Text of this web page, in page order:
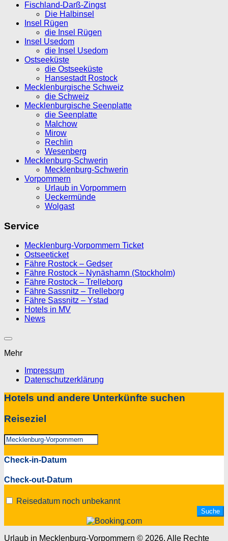
Fischland-Darß-Zingst
Die Halbinsel
Insel Rügen
die Insel Rügen
Insel Usedom
die Insel Usedom
Ostseeküste
die Ostseeküste
Hansestadt Rostock
Mecklenburgische Schweiz
die Schweiz
Mecklenburgische Seenplatte
die Seenplatte
Malchow
Mirow
Rechlin
Wesenberg
Mecklenburg-Schwerin
Mecklenburg-Schwerin
Vorpommern
Urlaub in Vorpommern
Ueckermünde
Wolgast
Service
Mecklenburg-Vorpommern Ticket
Ostseeticket
Fähre Rostock – Gedser
Fähre Rostock – Nynäshamn (Stockholm)
Fähre Rostock – Trelleborg
Fähre Sassnitz – Trelleborg
Fähre Sassnitz – Ystad
Hotels in MV
News
Mehr
Impressum
Datenschutzerklärung
Hotels und andere Unterkünfte suchen
Reiseziel
Check-in-Datum
Check-out-Datum
Reisedatum noch unbekannt
Urlaub in Mecklenburg-Vorpommern © 2026. Alle Rechte